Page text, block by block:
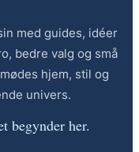
med guides, idéer
bedre valg og små
hjem, stil og
univers.
begynder her.